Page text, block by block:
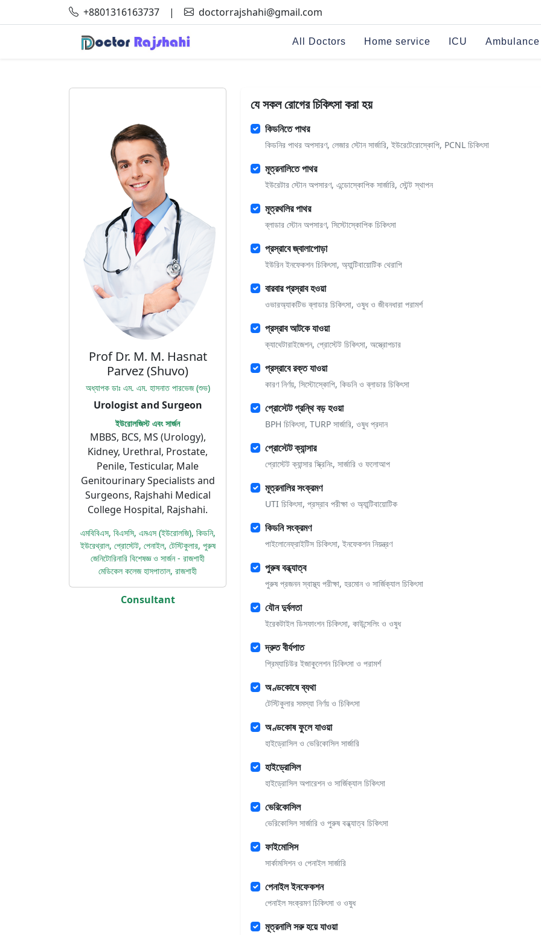
+8801316163737 | doctorrajshahi@gmail.com
All Doctors Home service ICU Ambulance
Prof Dr. M. M. Hasnat
Parvez (Shuvo)
অধ্যাপক ডাঃ এম. এম. হাসনাত পারভেজ (শুভ)
Urologist and Surgeon
ইউরোলজিস্ট এবং সার্জন
MBBS, BCS, MS (Urology),
Kidney, Urethral, Prostate,
Penile, Testicular, Male
Genitourinary Specialists and
Surgeons, Rajshahi Medical
College Hospital, Rajshahi.
এমবিবিএস, বিএসসি, এমএস (ইউরোলজি), কিডনি,
ইউরেথ্রাল, প্রোস্টেট, পেনাইল, টেস্টিকুলার, পুরুষ
জেনিটোরিনারি বিশেষজ্ঞ ও সার্জন - রাজশাহী
মেডিকেল কলেজ হাসপাতাল, রাজশাহী
Consultant
যে সকল রোগের চিকিৎসা করা হয়
কিডনিতে পাথর
কিডনির পাথর অপসারণ, লেজার স্টোন সার্জারি, ইউরেটেরোস্কোপি, PCNL চিকিৎসা
মূত্রনালিতে পাথর
ইউরেটার স্টোন অপসারণ, এন্ডোস্কোপিক সার্জারি, স্টেন্ট স্থাপন
মূত্রথলির পাথর
ব্লাডার স্টোন অপসারণ, সিস্টোস্কোপিক চিকিৎসা
প্রস্রাবে জ্বালাপোড়া
ইউরিন ইনফেকশন চিকিৎসা, অ্যান্টিবায়োটিক থেরাপি
বারবার প্রস্রাব হওয়া
ওভারঅ্যাকটিভ ব্লাডার চিকিৎসা, ওষুধ ও জীবনধারা পরামর্শ
প্রস্রাব আটকে যাওয়া
ক্যাথেটারাইজেশন, প্রোস্টেট চিকিৎসা, অস্ত্রোপচার
প্রস্রাবে রক্ত যাওয়া
কারণ নির্ণয়, সিস্টোস্কোপি, কিডনি ও ব্লাডার চিকিৎসা
প্রোস্টেট গ্রন্থি বড় হওয়া
BPH চিকিৎসা, TURP সার্জারি, ওষুধ প্রদান
প্রোস্টেট ক্যান্সার
প্রোস্টেট ক্যান্সার স্ক্রিনিং, সার্জারি ও ফলোআপ
মূত্রনালির সংক্রমণ
UTI চিকিৎসা, প্রস্রাব পরীক্ষা ও অ্যান্টিবায়োটিক
কিডনি সংক্রমণ
পাইলোনেফ্রাইটিস চিকিৎসা, ইনফেকশন নিয়ন্ত্রণ
পুরুষ বন্ধ্যাত্ব
পুরুষ প্রজনন স্বাস্থ্য পরীক্ষা, হরমোন ও সার্জিক্যাল চিকিৎসা
যৌন দুর্বলতা
ইরেকটাইল ডিসফাংশন চিকিৎসা, কাউন্সেলিং ও ওষুধ
দ্রুত বীর্যপাত
প্রিম্যাচিউর ইজাকুলেশন চিকিৎসা ও পরামর্শ
অণ্ডকোষে ব্যথা
টেস্টিকুলার সমস্যা নির্ণয় ও চিকিৎসা
অণ্ডকোষ ফুলে যাওয়া
হাইড্রোসিল ও ভেরিকোসিল সার্জারি
হাইড্রোসিল
হাইড্রোসিল অপারেশন ও সার্জিক্যাল চিকিৎসা
ভেরিকোসিল
ভেরিকোসিল সার্জারি ও পুরুষ বন্ধ্যাত্ব চিকিৎসা
ফাইমোসিস
সার্কামসিশন ও পেনাইল সার্জারি
পেনাইল ইনফেকশন
পেনাইল সংক্রমণ চিকিৎসা ও ওষুধ
মূত্রনালি সরু হয়ে যাওয়া